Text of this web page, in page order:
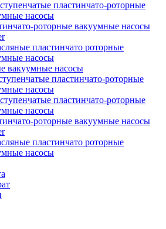
пластинчато-роторные
насосы
роторные вакуумные насосы
пластинчато роторные
насосы
вакуумные насосы
пластинчато-роторные
насосы
пластинчато-роторные
насосы
роторные вакуумные насосы
пластинчато роторные
насосы